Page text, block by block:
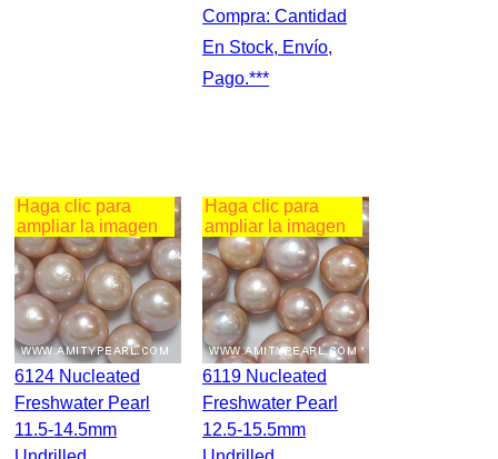
Compra: Cantidad
En Stock, Envío,
Pago.***
Haga clic para
ampliar la imagen
6124 Nucleated
Freshwater Pearl
11.5-14.5mm
Haga clic para
ampliar la imagen
6119 Nucleated
Freshwater Pearl
12.5-15.5mm